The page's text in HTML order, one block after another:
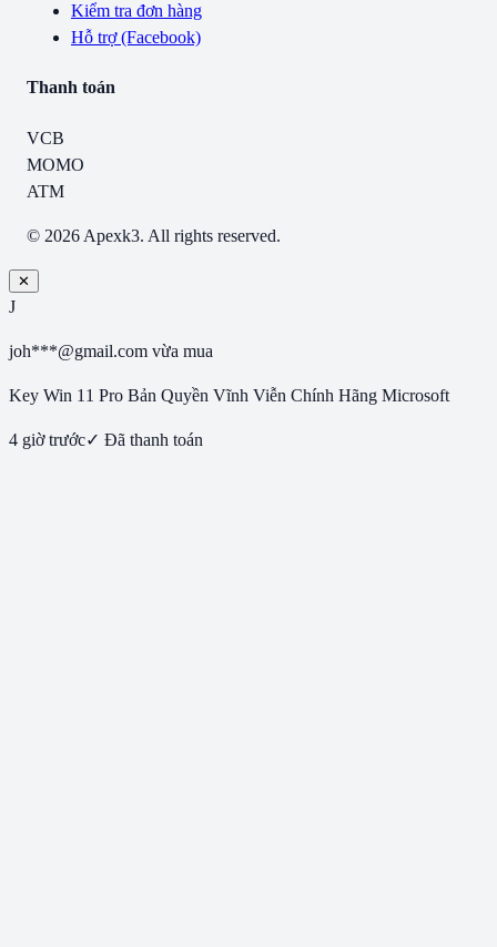
Kiểm tra đơn hàng
Hỗ trợ (Facebook)
Thanh toán
VCB
MOMO
ATM
© 2026 Apexk3. All rights reserved.
✕
J
joh***@gmail.com vừa mua
Key Win 11 Pro Bản Quyền Vĩnh Viễn Chính Hãng Microsoft
4 giờ trước✓ Đã thanh toán